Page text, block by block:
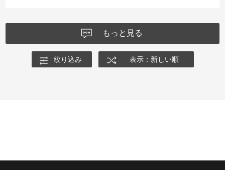
もっと見る
絞り込み 表示：新しい順